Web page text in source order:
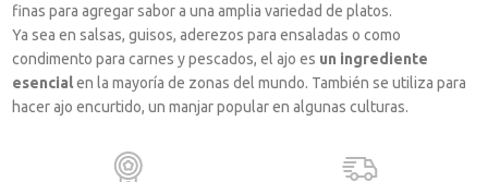
finas para agregar sabor a una amplia variedad de platos.
Ya sea en salsas, guisos, aderezos para ensaladas o como
condimento para carnes y pescados, el ajo es un ingrediente
esencialen la mayoría de zonas del mundo. También se utiliza para
hacer ajo encurtido, un manjar popular en algunas culturas.